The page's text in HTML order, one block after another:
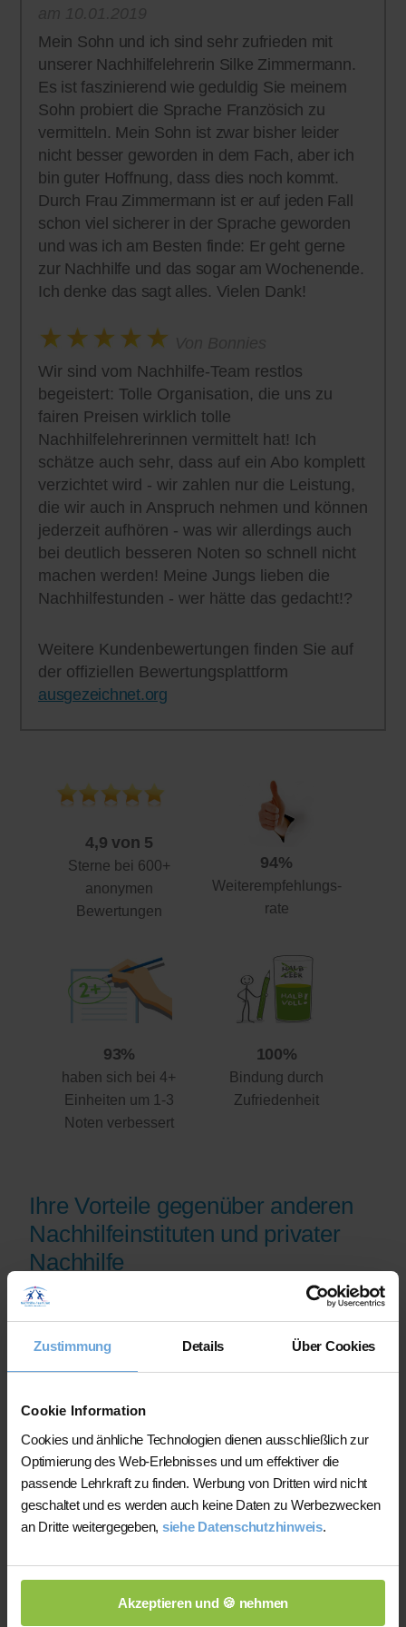
Zustimmung Details Über Cookies
Cookie Information
Cookies und änhliche Technologien dienen ausschließlich zur
Optimierung des Web-Erlebnisses und um effektiver die
passende Lehrkraft zu finden. Werbung von Dritten wird nicht
geschaltet und es werden auch keine Daten zu Werbezwecken
an Dritte weitergegeben, siehe Datenschutzhinweis.
Akzeptieren und 🍪 nehmen
Mein Sohn und ich sind sehr zufrieden mit
unserer Nachhilfelehrerin Silke Zimmermann.
Es ist faszinierend wie geduldig Sie meinem
Sohn probiert die Sprache Französich zu
vermitteln. Mein Sohn ist zwar bisher leider
nicht besser geworden in dem Fach, aber ich
bin guter Hoffnung, dass dies noch kommt.
Durch Frau Zimmermann ist er auf jeden Fall
schon viel sicherer in der Sprache geworden
und was ich am Besten finde: Er geht gerne
zur Nachhilfe und das sogar am Wochenende.
Ich denke das sagt alles. Vielen Dank!
Wir sind vom Nachhilfe-Team restlos
begeistert: Tolle Organisation, die uns zu
fairen Preisen wirklich tolle
Nachhilfelehrerinnen vermittelt hat! Ich
schätze auch sehr, dass auf ein Abo komplett
verzichtet wird - wir zahlen nur die Leistung,
die wir auch in Anspruch nehmen und können
jederzeit aufhören - was wir allerdings auch
bei deutlich besseren Noten so schnell nicht
machen werden! Meine Jungs lieben die
Nachhilfestunden - wer hätte das gedacht!?
Weitere Kundenbewertungen finden Sie auf
der offiziellen Bewertungsplattform
ausgezeichnet.org
4,9 von 5
Sterne bei 600+
anonymen
Bewertungen
94%
Weiterempfehlungs-
rate
93%
haben sich bei 4+
Einheiten um 1-3
Noten verbessert
100%
Bindung durch
Zufriedenheit
Ihre Vorteile gegenüber anderen
Nachhilfeinstituten und privater
Nachhilfe
Auf der Plattform finden Sie erfahrene
Lehrkräfte, deren eingereichte
Qualifikationsnachweise vor der
Freischaltung geprüft werden.
Nachhilfe-Team.net unterstützt Sie dabei,
möglichst schnell eine zu Ihrem Bedarf
passende Lehrkraft zu finden. Bei einem
Ausfall können Sie auf Wunsch bei der
Vermittlung einer anderen Lehrkraft
unterstützt werden.
ihren Unterricht eigenständig.
Die jeweilige Lehrkraft stimmt Lernziele,